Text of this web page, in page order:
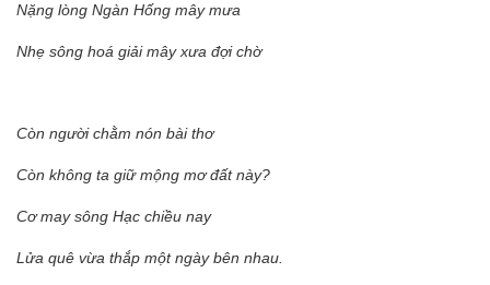
Nặng lòng Ngàn Hống mây mưa
Nhẹ sông hoá giải mây xưa đợi chờ
Còn người chằm nón bài thơ
Còn không ta giữ mộng mơ đất này?
Cơ may sông Hạc chiều nay
Lửa quê vừa thắp một ngày bên nhau.